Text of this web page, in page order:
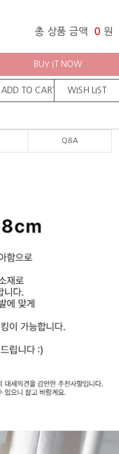
총 상품 금액 0 원
BUY IT NOW
ADD TO CART WISH LIST
Q&A